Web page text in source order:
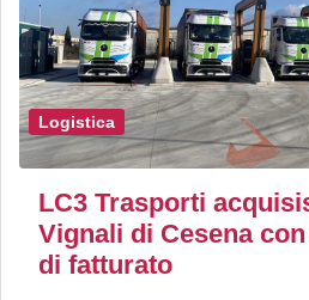
Logistica
LC3 Trasporti
Vignali di Cesena
di fatturato